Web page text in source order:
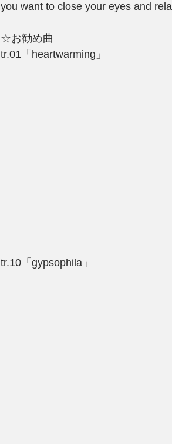
you want to close your eyes and
☆お勧め曲
tr.01「heartwarming」
tr.10「gypsophila」